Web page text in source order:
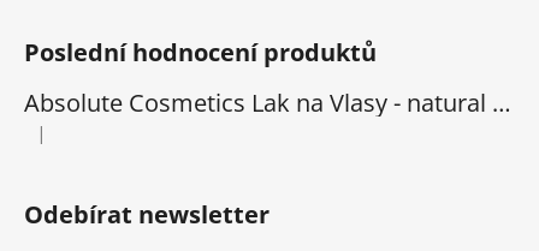
Poslední hodnocení produktů
Absolute Cosmetics Lak na Vlasy - natural 1000 ml
Hodnocení produktu je 5 z 5 hvězdiček.
|
Odebírat newsletter